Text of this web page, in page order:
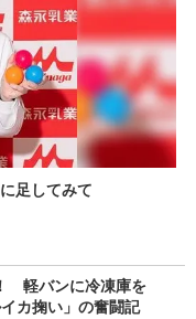
足してみて
軽バンに冷凍庫を
カ掬い」の奮闘記